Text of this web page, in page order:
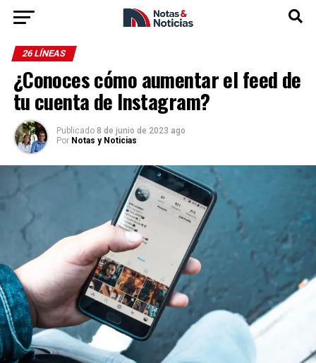
26 LÍNEAS
¿Conoces cómo aumentar el feed de
tu cuenta de Instagram?
Publicado 8 de junio de 2023 ago
Por Notas y Noticias